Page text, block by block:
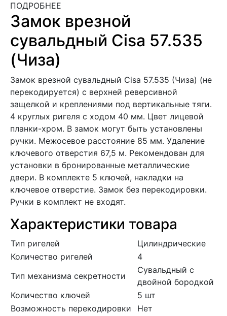
ПОДРОБНЕЕ
Замок врезной
сувальдный Cisa 57.535
(Чиза)
Замок врезной сувальдный Cisa 57.535 (Чиза) (не
перекодируется) с верхней реверсивной
защелкой и креплениями под вертикальные тяги.
4 круглых ригеля с ходом 40 мм. Цвет лицевой
планки-хром. В замок могут быть установлены
ручки. Межосевое расстояние 85 мм. Удаление
ключевого отверстия 67,5 м. Рекомендован для
установки в бронированные металлические
двери. В комплекте 5 ключей, накладки на
ключевое отверстие. Замок без перекодировки.
Ручки в комплект не входят.
Характеристики товара
Тип ригелей
Цилиндрические
Количество ригелей
4
Тип механизма секретности
Сувальдный с
двойной бородкой
Количество ключей
5 шт
Возможность перекодировки
Нет